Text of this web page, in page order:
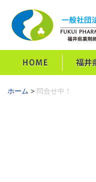
ホーム > 問合せ中！